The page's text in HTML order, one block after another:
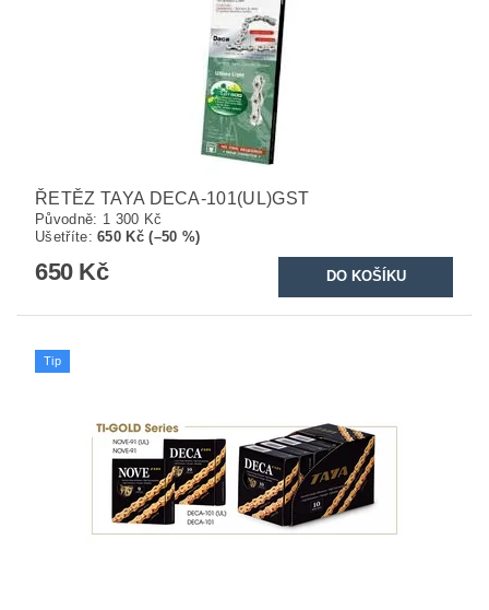
ŘETĚZ TAYA DECA-101(UL)GST
Původně: 1 300 Kč
Ušetříte:650 Kč (–50 %)
650 Kč
Tip